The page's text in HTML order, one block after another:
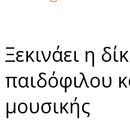
Ξεκινάει η
παιδόφιλου
μουσικής